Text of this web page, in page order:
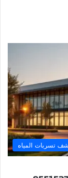
تسربات المياه